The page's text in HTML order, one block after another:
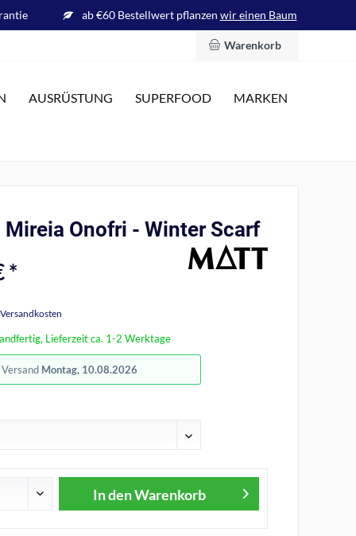
ab €60 Bestellwert pflanzen wir einen Baum
Warenkorb
AUSRÜSTUNG SUPERFOOD MARKEN
Mireia Onofri - Winter Scarf
*
Lieferzeit ca. 1-2 Werktage
Montag, 10.08.2026
In denWarenkorb